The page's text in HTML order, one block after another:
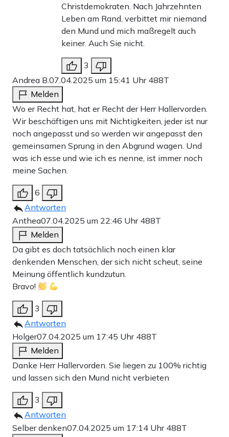
Christdemokraten. Nach Jahrzehnten
Leben am Rand, verbittet mir niemand
den Mund und mich maßregelt auch
keiner. Auch Sie nicht.
3
Andrea B.07.04.2025 um 15:41 Uhr 488T
Melden
Wo er Recht hat, hat er Recht der Herr Hallervorden.
Wir beschäftigen uns mit Nichtigkeiten, jeder ist nur
noch angepasst und so werden wir angepasst den
gemeinsamen Sprung in den Abgrund wagen. Und
was ich esse und wie ich es nenne, ist immer noch
meine Sachen.
6
Antworten
Anthea07.04.2025 um 22:46 Uhr 488T
Melden
Da gibt es doch tatsächlich noch einen klar
denkenden Menschen, der sich nicht scheut, seine
Meinung öffentlich kundzutun.
Bravo!
3
Antworten
Holger07.04.2025 um 17:45 Uhr 488T
Melden
Danke Herr Hallervorden. Sie liegen zu 100% richtig
und lassen sich den Mund nicht verbieten
3
Antworten
Selber denken07.04.2025 um 17:14 Uhr 488T